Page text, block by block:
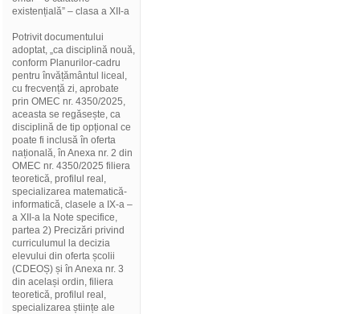
existențială” – clasa a XII-a
Potrivit documentului
adoptat, „ca disciplină nouă,
conform Planurilor-cadru
pentru învățământul liceal,
cu frecvență zi, aprobate
prin OMEC nr. 4350/2025,
aceasta se regăsește, ca
disciplină de tip opțional ce
poate fi inclusă în oferta
națională, în Anexa nr. 2 din
OMEC nr. 4350/2025 filiera
teoretică, profilul real,
specializarea matematică-
informatică, clasele a IX-a –
a XII-a la Note specifice,
partea 2) Precizări privind
curriculumul la decizia
elevului din oferta școlii
(CDEOȘ) și în Anexa nr. 3
din același ordin, filiera
teoretică, profilul real,
specializarea științe ale